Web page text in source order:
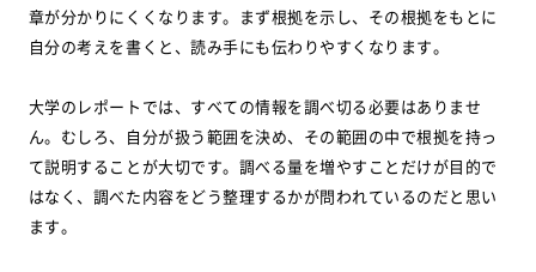
章が分かりにくくなります。まず根拠を示し、その根拠をもとに
自分の考えを書くと、読み手にも伝わりやすくなります。
大学のレポートでは、すべての情報を調べ切る必要はありませ
ん。むしろ、自分が扱う範囲を決め、その範囲の中で根拠を持っ
て説明することが大切です。調べる量を増やすことだけが目的で
はなく、調べた内容をどう整理するかが問われているのだと思い
ます。